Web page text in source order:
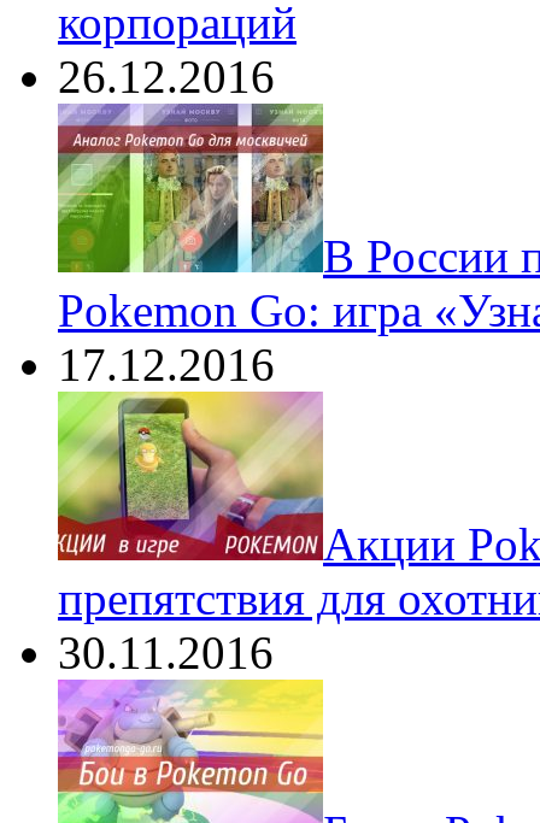
корпораций
26.12.2016
В России
Pokemon Go: игра
17.12.2016
Акции
препятствия для
30.11.2016